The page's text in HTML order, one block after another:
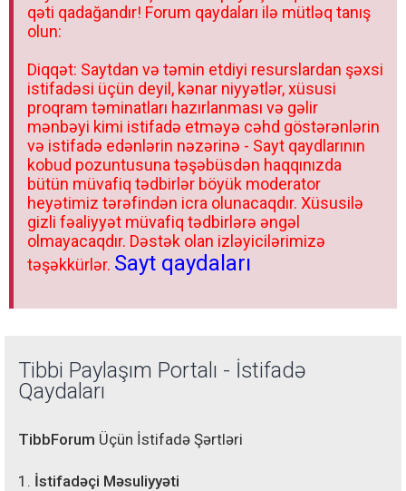
qəti qadağandır! Forum qaydaları ilə mütləq tanış
olun:
Diqqət: Saytdan və təmin etdiyi resurslardan şəxsi
istifadəsi üçün deyil, kənar niyyətlər, xüsusi
proqram təminatları hazırlanması və gəlir
mənbəyi kimi istifadə etməyə cəhd göstərənlərin
və istifadə edənlərin nəzərinə - Sayt qaydlarının
kobud pozuntusuna təşəbüsdən haqqınızda
bütün müvafiq tədbirlər böyük moderator
heyətimiz tərəfindən icra olunacaqdır. Xüsusilə
gizli fəaliyyət müvafiq tədbirlərə əngəl
olmayacaqdır. Dəstək olan izləyicilərimizə
təşəkkürlər. Sayt qaydaları
Tibbi Paylaşım Portalı - İstifadə
Qaydaları
TibbForum Üçün İstifadə Şərtləri
1. İstifadəçi Məsuliyyəti